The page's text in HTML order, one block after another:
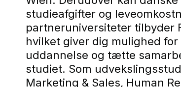
studieafgifter og
partneruniversiteter tilbyder
hvilket giver dig mulighed
uddannelse og tætte
studiet. Som
Marketing & Sales, Human